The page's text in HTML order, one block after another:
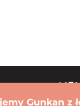
Gunkan z